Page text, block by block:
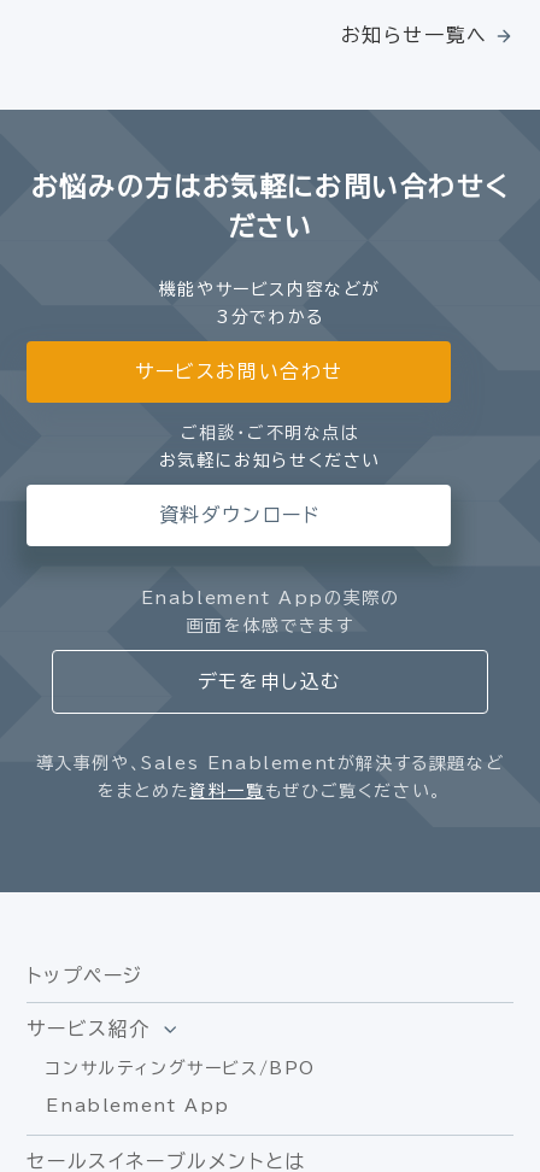
お知らせ一覧へ
お悩みの方はお気軽にお問い合わせく
ださい
機能やサービス内容などが
3分でわかる
サービスお問い合わせ
ご相談・ご不明な点は
お気軽にお知らせください
資料ダウンロード
Enablement Appの実際の
画面を体感できます
デモを申し込む
導入事例や、Sales Enablementが解決する課題など
をまとめた資料一覧 もぜひご覧ください。
トップページ
サービス紹介
コンサルティングサービス/BPO
Enablement App
セールスイネーブルメントとは